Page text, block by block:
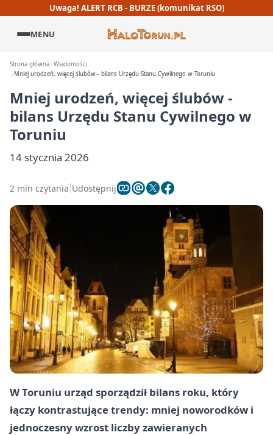
Uwaga! ALERT RCB - BURZE (komunikat RSO)
MENU
Strona główna Wiadomości
Mniej urodzeń, więcej ślubów - bilans Urzędu Stanu Cywilnego w Toruniu
Mniej urodzeń, więcej ślubów -
bilans Urzędu Stanu Cywilnego w
Toruniu
14 stycznia 2026
2 min czytania Udostępnij
W Toruniu urząd sporządził bilans roku, który
łączy kontrastujące trendy: mniej noworodków i
jednoczesny wzrost liczby zawieranych